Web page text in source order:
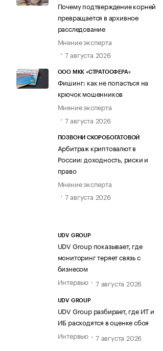
Почему подтверждение корней
превращается в архивное
расследование
Мнение эксперта
7 августа 2026
ООО МКК «СТРАТОСФЕРА»
Фишинг: как не попасться на
крючок мошенников
Мнение эксперта
7 августа 2026
ПОЗВОНИ СКОРОБОГАТОВОЙ
Арбитраж криптовалют в
России: доходность, риски и
право
Мнение эксперта
7 августа 2026
UDV GROUP
UDV Group показывает, где
мониторинг теряет связь с
бизнесом
Интервью
7 августа 2026
UDV GROUP
UDV Group разбирает, где ИТ и
ИБ расходятся в оценке сбоя
Интервью
7 августа 2026